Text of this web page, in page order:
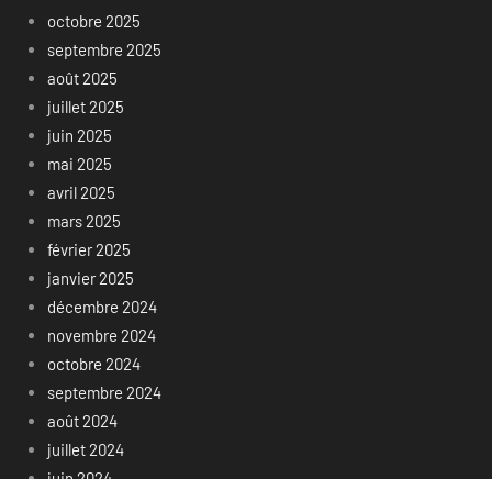
octobre 2025
septembre 2025
août 2025
juillet 2025
juin 2025
mai 2025
avril 2025
mars 2025
février 2025
janvier 2025
décembre 2024
novembre 2024
octobre 2024
septembre 2024
août 2024
juillet 2024